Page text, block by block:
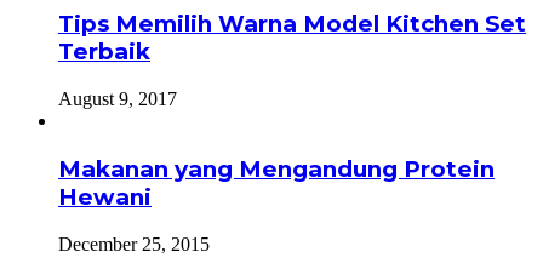
Tips Memilih Warna Model Kitchen Set
Terbaik
August 9, 2017
Makanan yang Mengandung Protein
Hewani
December 25, 2015